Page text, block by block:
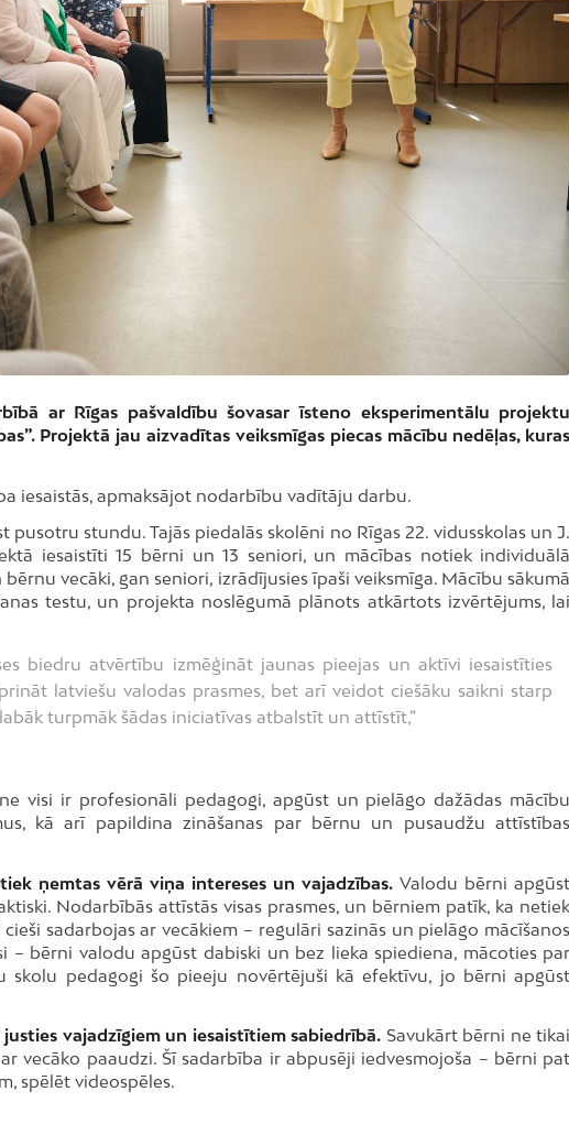
ar Rīgas pašvaldību šovasar īsteno eksperimentālu projektu
Projektā jau aizvadītas veiksmīgas piecas mācību nedēļas, kuras
iesaistās, apmaksājot nodarbību vadītāju darbu.
stundu. Tajās piedalās skolēni no Rīgas 22. vidusskolas un J.
iesaistīti 15 bērni un 13 seniori, un mācības notiek individuālā
vecāki, gan seniori, izrādījusies īpaši veiksmīga. Mācību sākumā
testu, un projekta noslēgumā plānots atkārtots izvērtējums, lai
biedru atvērtību izmēģināt jaunas pieejas un aktīvi iesaistīties
latviešu valodas prasmes, bet arī veidot ciešāku saikni starp
turpmāk šādas iniciatīvas atbalstīt un attīstīt,”
visi ir profesionāli pedagogi, apgūst un pielāgo dažādas mācību
kā arī papildina zināšanas par bērnu un pusaudžu attīstības
ņemtas vērā viņa intereses un vajadzības. Valodu bērni apgūst
Nodarbībās attīstās visas prasmes, un bērniem patīk, ka netiek
sadarbojas ar vecākiem – regulāri sazinās un pielāgo mācīšanos
– bērni valodu apgūst dabiski un bez lieka spiediena, mācoties par
skolu pedagogi šo pieeju novērtējuši kā efektīvu, jo bērni apgūst
vajadzīgiem un iesaistītiem sabiedrībā. Savukārt bērni ne tikai
vecāko paaudzi. Šī sadarbība ir abpusēji iedvesmojoša – bērni pat
spēlēt videospēles.